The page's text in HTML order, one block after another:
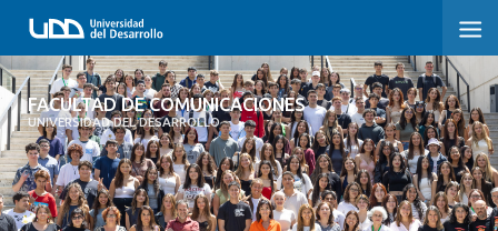
FACULTAD DE COMUNICACIONES
UNIVERSIDAD DEL DESARROLLO
FACULTAD DE COMUNICACIONES
INICIO
SOBRE LA FACULTAD